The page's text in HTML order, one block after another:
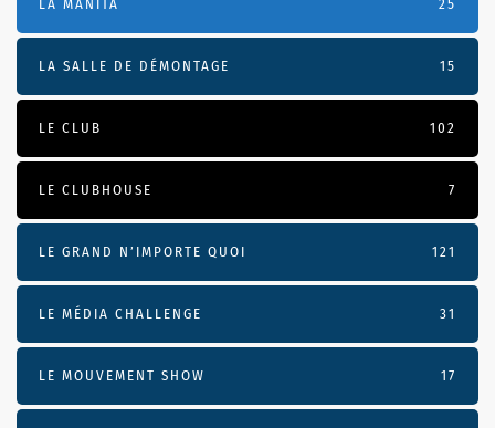
LA MANITA 25
LA SALLE DE DÉMONTAGE 15
LE CLUB 102
LE CLUBHOUSE 7
LE GRAND N’IMPORTE QUOI 121
LE MÉDIA CHALLENGE 31
LE MOUVEMENT SHOW 17